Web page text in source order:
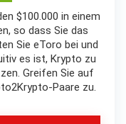
$100.000 in einem
so dass Sie das
Sie eToro bei und
es ist, Krypto zu
Greifen Sie auf
Paare zu.